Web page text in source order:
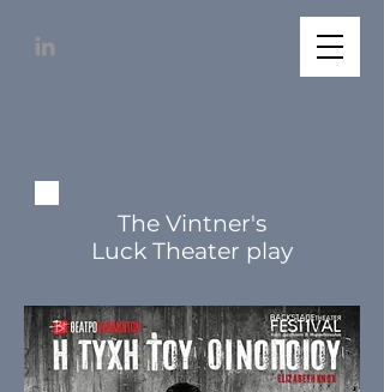
The Vintner's
Luck Theater play